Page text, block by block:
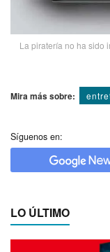
La piraterí­a no ha sido
Mira más sobre:
Síguenos en:
LO ÚLTIMO